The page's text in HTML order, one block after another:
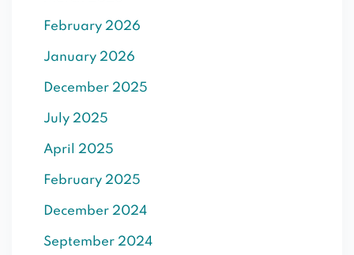
February 2026
January 2026
December 2025
July 2025
April 2025
February 2025
December 2024
September 2024